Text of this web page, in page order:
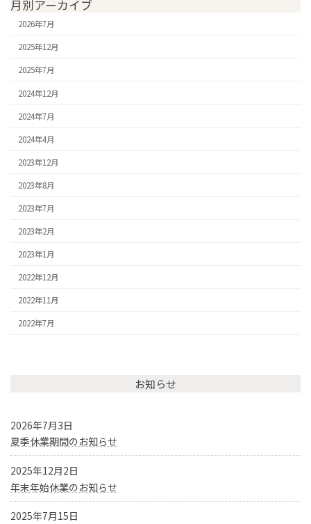
月別アーカイブ
2026年7月
2025年12月
2025年7月
2024年12月
2024年7月
2024年4月
2023年12月
2023年8月
2023年7月
2023年2月
2023年1月
2022年12月
2022年11月
2022年7月
お知らせ
2026年7月3日
夏季休業期間のお知らせ
2025年12月2日
年末年始休業のお知らせ
2025年7月15日